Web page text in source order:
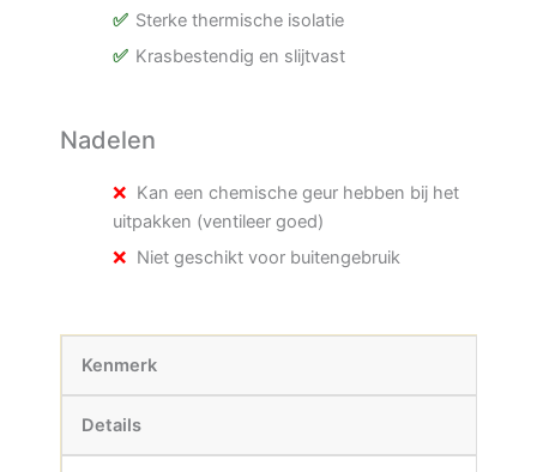
Sterke thermische isolatie
Krasbestendig en slijtvast
Nadelen
Kan een chemische geur hebben bij het
uitpakken (ventileer goed)
Niet geschikt voor buitengebruik
Kenmerk
Details